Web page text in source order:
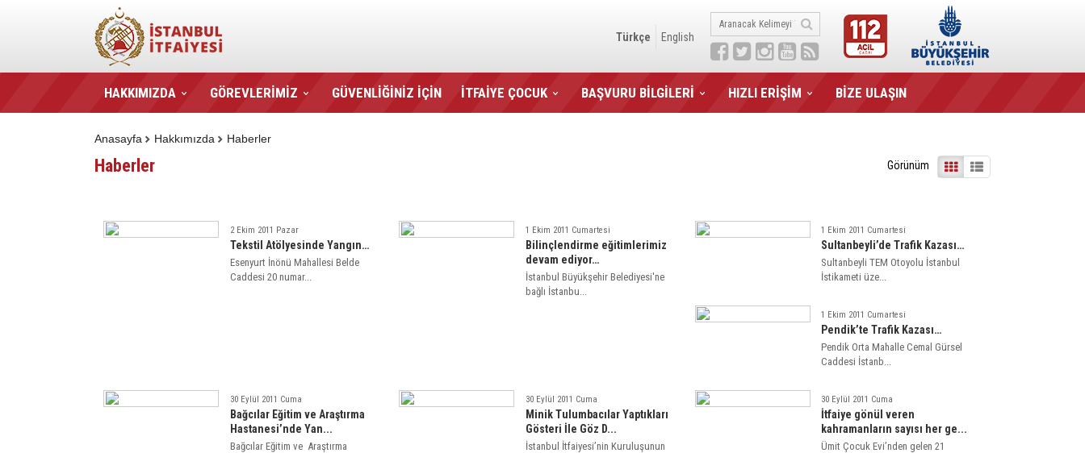
Türkçe English
HAKKIMIZDA GÖREVLERİMİZ GÜVENLİĞİNİZ İÇİN İTFAİYE ÇOCUK BAŞVURU BİLGİLERİ HIZLI ERİŞİM BİZE ULAŞIN
Haberler
Hakkımızda
Anasayfa
Haberler Görünüm
2 Ekim 2011 Pazar
Tekstil Atölyesinde Yangın…
Esenyurt İnönü Mahallesi Belde
Caddesi 20 numar...
1 Ekim 2011 Cumartesi
Bilinçlendirme eğitimlerimiz
devam ediyor…
İstanbul Büyükşehir Belediyesi'ne
bağlı İstanbu...
1 Ekim 2011 Cumartesi
Sultanbeyli’de Trafik Kazası…
Sultanbeyli TEM Otoyolu İstanbul
İstikameti üze...
1 Ekim 2011 Cumartesi
Pendik’te Trafik Kazası…
Pendik Orta Mahalle Cemal Gürsel
Caddesi İstanb...
30 Eylül 2011 Cuma
Bağcılar Eğitim ve Araştırma
Hastanesi’nde Yan...
Bağcılar Eğitim ve Araştırma
30 Eylül 2011 Cuma
Minik Tulumbacılar Yaptıkları
Gösteri İle Göz D...
İstanbul İtfaiyesi’nin Kuruluşunun
30 Eylül 2011 Cuma
İtfaiye gönül veren
kahramanların sayısı her ge...
Ümit Çocuk Evi’nden gelen 21